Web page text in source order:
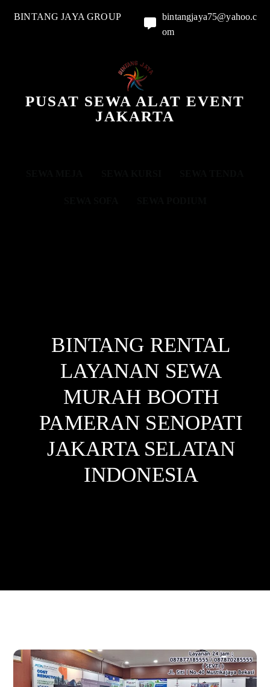
BINTANG JAYA GROUP
bintangjaya75@yahoo.c
om
PUSAT SEWA ALAT EVENT
JAKARTA
BINTANG RENTAL
LAYANAN SEWA
MURAH BOOTH
PAMERAN SENOPATI
JAKARTA SELATAN
INDONESIA